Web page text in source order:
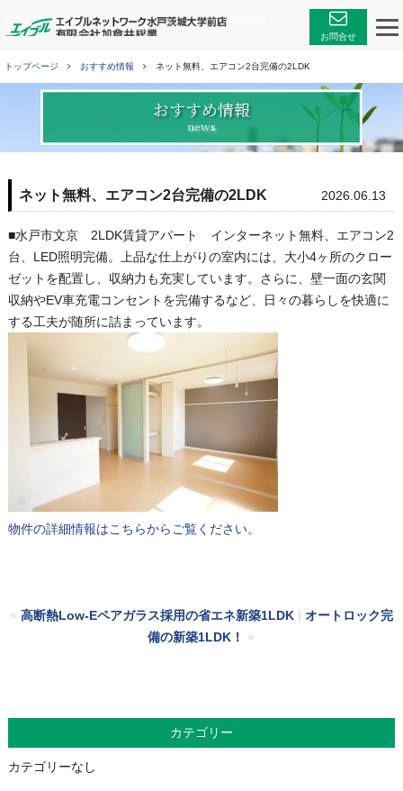
エイブルネットワーク
お問合せ
トップページ おすすめ情報 ネット無料、エアコン2台完備の2LDK
おすすめ情報
news
ネット無料、エアコン2台完備の2LDK 2026.06.13
■水戸市文京 2LDK賃貸アパート インターネット無料、エアコン2
台、LED照明完備。上品な仕上がりの室内には、大小4ヶ所のクロー
ゼットを配置し、収納力も充実しています。さらに、壁一面の玄関
収納やEV車充電コンセントを完備するなど、日々の暮らしを快適に
する工夫が随所に詰まっています。
物件の詳細情報はこちらからご覧ください。
« 高断熱Low-Eペアガラス採用の省エネ新築1LDK| オートロック完
備の新築1LDK！
»
カテゴリー
カテゴリーなし